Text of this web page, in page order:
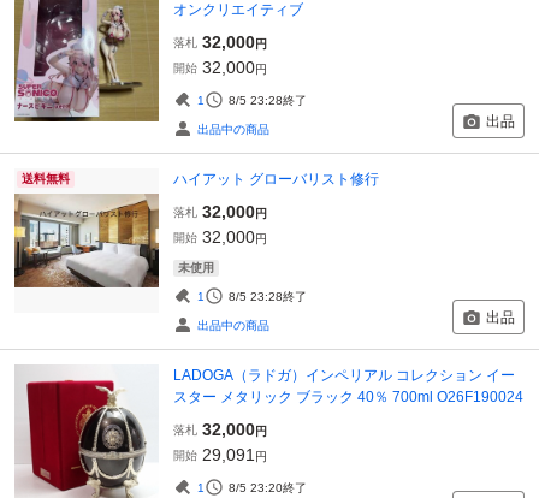
オンクリエイティブ
落札 32,000円
開始 32,000円
1 8/5 23:28終了
出品中の商品 出品
送料無料 ハイアット グローバリスト修行
落札 32,000円
開始 32,000円
未使用
1 8/5 23:28終了
出品中の商品 出品
LADOGA（ラドガ）インペリアル コレクション イー
スター メタリック ブラック 40％ 700ml O26F190024
落札 32,000円
開始 29,091 円
1 8/5 23:20終了